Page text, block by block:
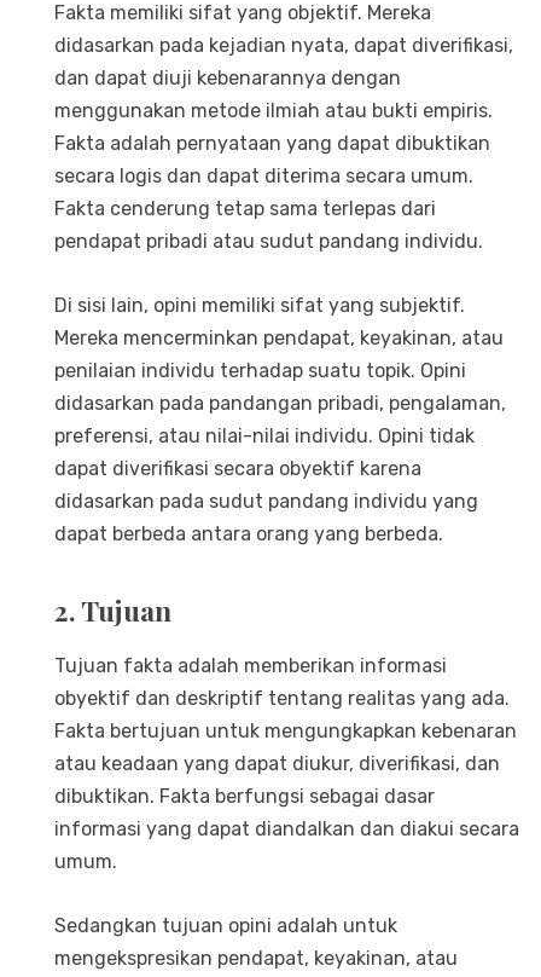
Fakta memiliki sifat yang objektif. Mereka
didasarkan pada kejadian nyata, dapat diverifikasi,
dan dapat diuji kebenarannya dengan
menggunakan metode ilmiah atau bukti empiris.
Fakta adalah pernyataan yang dapat dibuktikan
secara logis dan dapat diterima secara umum.
Fakta cenderung tetap sama terlepas dari
pendapat pribadi atau sudut pandang individu.
Di sisi lain, opini memiliki sifat yang subjektif.
Mereka mencerminkan pendapat, keyakinan, atau
penilaian individu terhadap suatu topik. Opini
didasarkan pada pandangan pribadi, pengalaman,
preferensi, atau nilai-nilai individu. Opini tidak
dapat diverifikasi secara obyektif karena
didasarkan pada sudut pandang individu yang
dapat berbeda antara orang yang berbeda.
2. Tujuan
Tujuan fakta adalah memberikan informasi
obyektif dan deskriptif tentang realitas yang ada.
Fakta bertujuan untuk mengungkapkan kebenaran
atau keadaan yang dapat diukur, diverifikasi, dan
dibuktikan. Fakta berfungsi sebagai dasar
informasi yang dapat diandalkan dan diakui secara
umum.
Sedangkan tujuan opini adalah untuk
mengekspresikan pendapat, keyakinan, atau